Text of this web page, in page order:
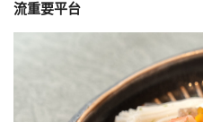
流重要平台